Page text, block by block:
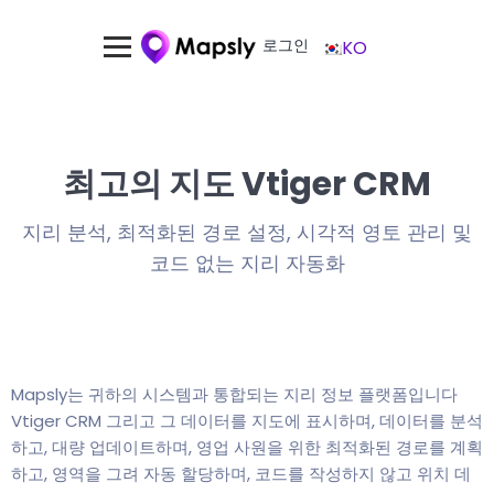
로그인 KO
최고의 지도 Vtiger CRM
지리 분석, 최적화된 경로 설정, 시각적 영토 관리 및
코드 없는 지리 자동화
Mapsly는 귀하의 시스템과 통합되는 지리 정보 플랫폼입니다
Vtiger CRM 그리고 그 데이터를 지도에 표시하며, 데이터를 분석
하고, 대량 업데이트하며, 영업 사원을 위한 최적화된 경로를 계획
하고, 영역을 그려 자동 할당하며, 코드를 작성하지 않고 위치 데